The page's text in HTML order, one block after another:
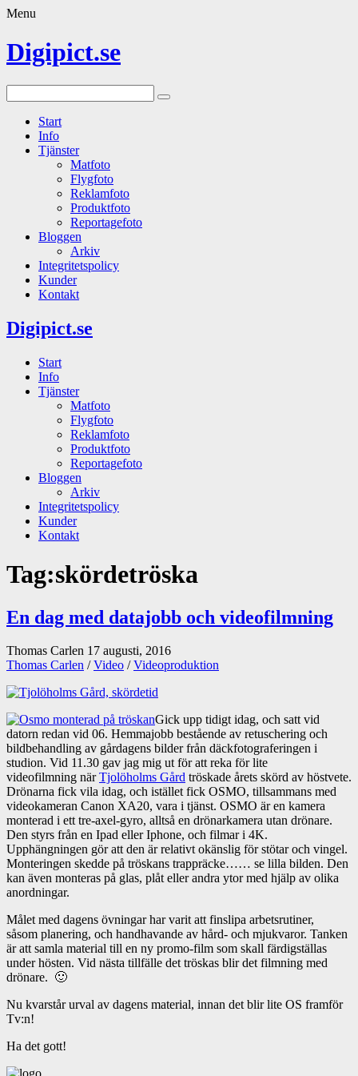
Menu
Digipict.se
Start
Info
Tjänster
Matfoto
Flygfoto
Reklamfoto
Produktfoto
Reportagefoto
Bloggen
Arkiv
Integritetspolicy
Kunder
Kontakt
Digipict.se
Start
Info
Tjänster
Matfoto
Flygfoto
Reklamfoto
Produktfoto
Reportagefoto
Bloggen
Arkiv
Integritetspolicy
Kunder
Kontakt
Tag:skördetröska
En dag med datajobb och videofilmning
Thomas Carlen 17 augusti, 2016
Thomas Carlen /Video /Videoproduktion
Gick upp tidigt idag, och satt vid
datorn redan vid 06. Hemmajobb bestående av retuschering och
bildbehandling av gårdagens bilder från däckfotograferingen i
studion. Vid 11.30 gav jag mig ut för att reka för lite
videofilmning närTjolöholms Gård tröskade årets skörd av höstvete.
Drönarna fick vila idag, och istället fick OSMO, tillsammans med
videokameran Canon XA20, vara i tjänst. OSMO är en kamera
monterad i ett tre-axel-gyro, alltså en drönarkamera utan drönare.
Den styrs från en Ipad eller Iphone, och filmar i 4K.
Upphängningen gör att den är relativt okänslig för stötar och vingel.
Monteringen skedde på tröskans trappräcke…… se lilla bilden. Den
kan även monteras på glas, plåt eller andra ytor med hjälp av olika
anordningar.
Målet med dagens övningar har varit att finslipa arbetsrutiner,
såsom planering, och handhavande av hård- och mjukvaror. Tanken
är att samla material till en ny promo-film som skall färdigställas
under hösten. Vid nästa tillfälle det tröskas blir det filmning med
drönare. 🙂
Nu kvarstår urval av dagens material, innan det blir lite OS framför
Tv:n!
Ha det gott!